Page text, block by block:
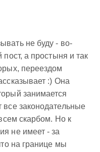
не буду - во-
а простыня и так
переездом
:) Она
занимается
все законодательные
скарбом. Но к
не имеет - за
на границе мы